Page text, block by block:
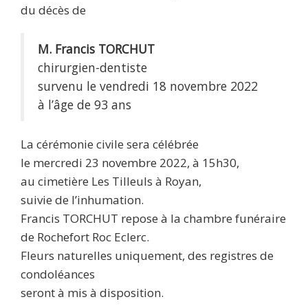
du décès de
M. Francis TORCHUT
chirurgien-dentiste
survenu le vendredi 18 novembre 2022
à l’âge de 93 ans
La cérémonie civile sera célébrée
le mercredi 23 novembre 2022, à 15h30,
au cimetière Les Tilleuls à Royan,
suivie de l’inhumation.
Francis TORCHUT repose à la chambre funéraire
de Rochefort Roc Eclerc.
Fleurs naturelles uniquement, des registres de
condoléances
seront à mis à disposition.